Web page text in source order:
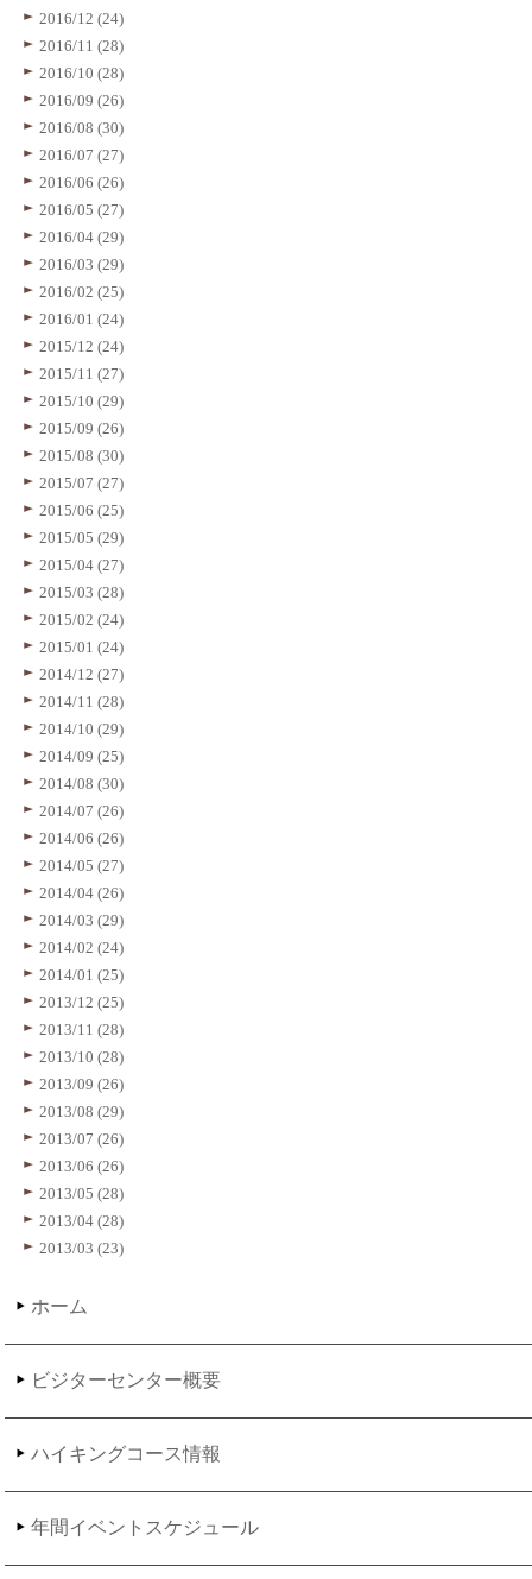
2016/12 (24)
2016/11 (28)
2016/10 (28)
2016/09 (26)
2016/08 (30)
2016/07 (27)
2016/06 (26)
2016/05 (27)
2016/04 (29)
2016/03 (29)
2016/02 (25)
2016/01 (24)
2015/12 (24)
2015/11 (27)
2015/10 (29)
2015/09 (26)
2015/08 (30)
2015/07 (27)
2015/06 (25)
2015/05 (29)
2015/04 (27)
2015/03 (28)
2015/02 (24)
2015/01 (24)
2014/12 (27)
2014/11 (28)
2014/10 (29)
2014/09 (25)
2014/08 (30)
2014/07 (26)
2014/06 (26)
2014/05 (27)
2014/04 (26)
2014/03 (29)
2014/02 (24)
2014/01 (25)
2013/12 (25)
2013/11 (28)
2013/10 (28)
2013/09 (26)
2013/08 (29)
2013/07 (26)
2013/06 (26)
2013/05 (28)
2013/04 (28)
2013/03 (23)
ホーム
ビジターセンター概要
ハイキングコース情報
年間イベントスケジュール